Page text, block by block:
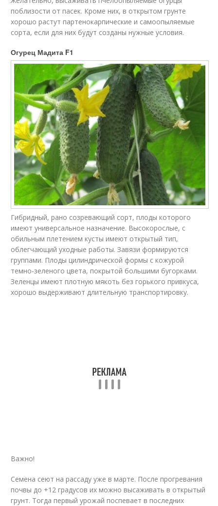
поблизости от пасек. Кроме них, в открытом грунте
хорошо растут партенокарпические и самоопыляемые
сорта, если для них будут созданы нужные условия.
Огурец Мадита F1
Гибридный, рано созревающий сорт, плоды которого
имеют универсальное назначение. Высокорослые, с
обильным плетением кусты имеют открытый тип,
облегчающий уходные работы. Завязи формируются
группами. Плоды цилиндрической формы с кожурой
темно-зеленого цвета, покрытой большими бугорками.
Зеленцы имеют плотную мякоть без горького привкуса,
хорошо выдерживают длительную транспортировку.
Важно!
Семена сеют на рассаду уже в марте. После прогревания
почвы до +12 градусов их можно высаживать в открытый
грунт. Тогда первый урожай поспевает в последних